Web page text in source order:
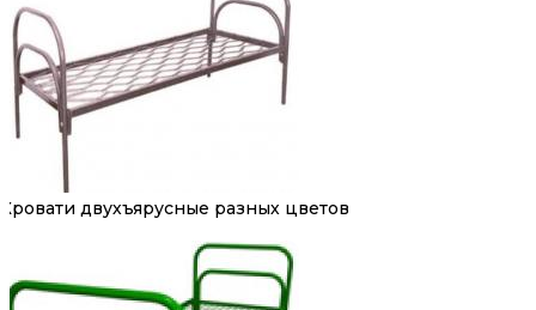
Кровати двухъярусные разных цветов